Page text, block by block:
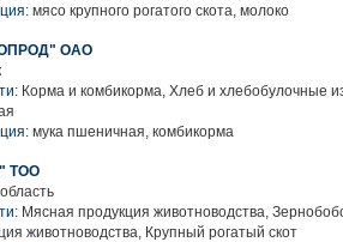
мясо крупного рогатого скота, молоко
ОАО
Корма и комбикорма, Хлеб и хлебобулочные
мука пшеничная, комбикорма
ТОО
Мясная продукция животноводства,
животноводства, Крупный рогатый скот